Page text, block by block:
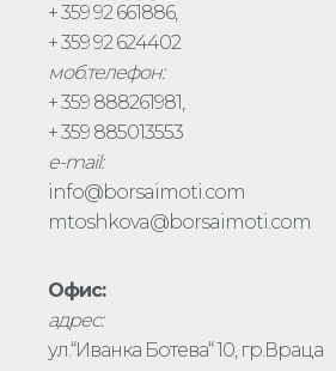
+ 359 92 661886,
+ 359 92 624402
моб.телефон:
+ 359 888261981,
+ 359 885013553
e-mail:
info@borsaimoti.com
mtoshkova@borsaimoti.com
Офис:
адрес:
ул.“Иванка Ботева“ 10, гр.Враца